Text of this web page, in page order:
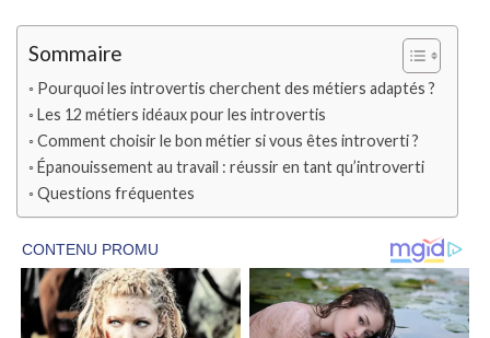
Sommaire
Pourquoi les introvertis cherchent des métiers adaptés ?
Les 12 métiers idéaux pour les introvertis
Comment choisir le bon métier si vous êtes introverti ?
Épanouissement au travail : réussir en tant qu’introverti
Questions fréquentes